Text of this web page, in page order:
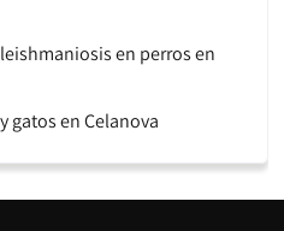
en perros en
gatos en Celanova